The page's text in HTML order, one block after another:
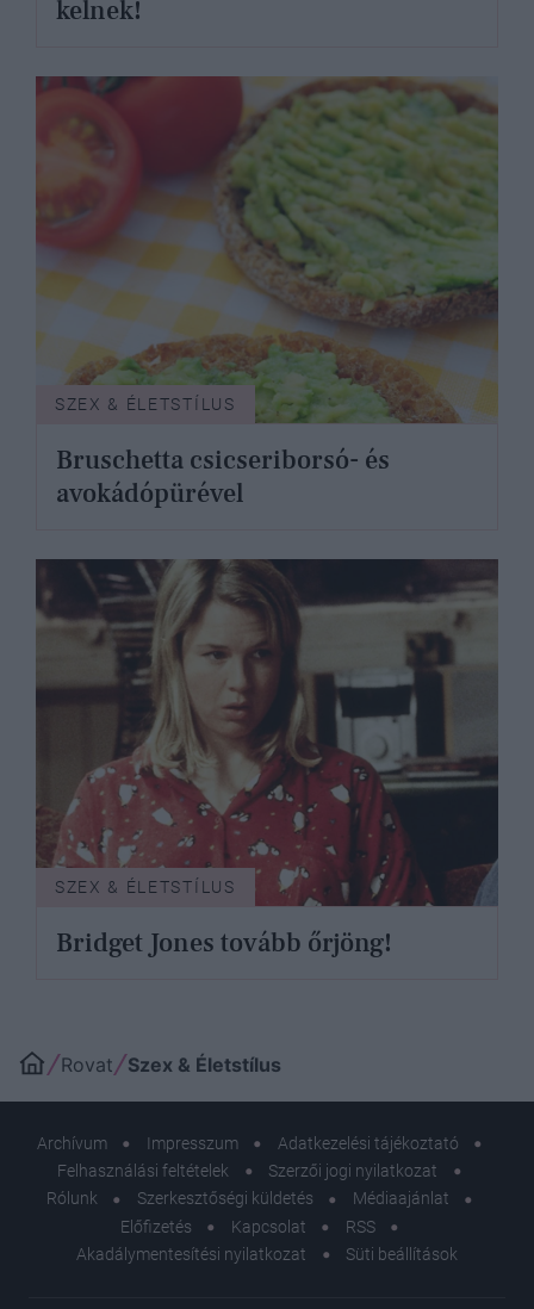
kelnek!
SZEX & ÉLETSTÍLUS
Bruschetta csicseriborsó- és
avokádópürével
SZEX & ÉLETSTÍLUS
Bridget Jones tovább őrjöng!
Rovat Szex & Életstílus
Archívum Impresszum
Adatkezelési tájékoztató
Felhasználási feltételek
Szerzői jogi nyilatkozat
Rólunk
Szerkesztőségi küldetés
Médiaajánlat
Előfizetés
Kapcsolat
RSS
Akadálymentesítési nyilatkozat
Süti beállítások